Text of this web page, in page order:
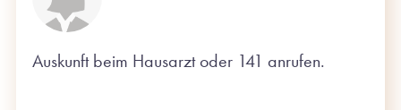
Auskunft beim Hausarzt oder 141 anrufen.